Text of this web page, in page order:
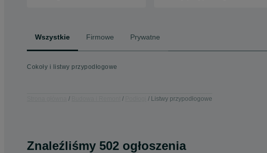
Wszystkie Firmowe Prywatne
Cokoły i listwy przypodłogowe
Listwy przypodłogowe
Znaleźliśmy 502 ogłoszenia